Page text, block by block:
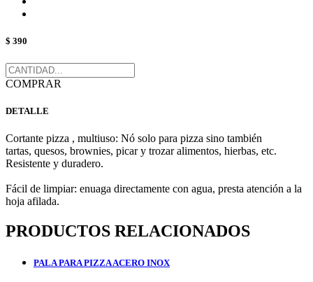
$ 390
COMPRAR
DETALLE
Cortante pizza , multiuso: Nó solo para pizza sino también
tartas, quesos, brownies, picar y trozar alimentos, hierbas, etc.
Resistente y duradero.
Fácil de limpiar: enuaga directamente con agua, presta atención a la
hoja afilada.
PRODUCTOS RELACIONADOS
PALA PARA PIZZA ACERO INOX